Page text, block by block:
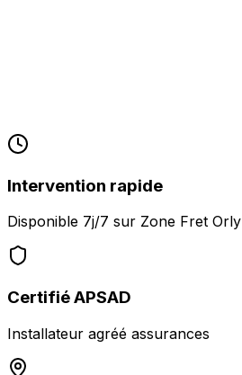
Intervention rapide
Disponible 7j/7 sur Zone Fret Orly
Certifié APSAD
Installateur agréé assurances